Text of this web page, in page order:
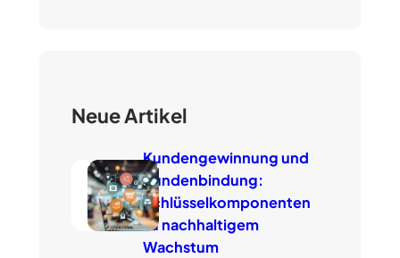
Neue Artikel
Kundengewinnung und
Kundenbindung:
Schlüsselkomponenten
zu nachhaltigem
Wachstum